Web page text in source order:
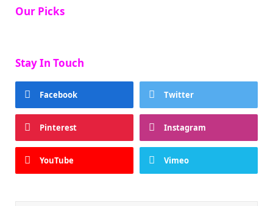
Our Picks
Stay In Touch
Facebook Twitter
Pinterest Instagram
YouTube Vimeo